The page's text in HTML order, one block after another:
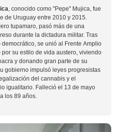
, conocido como "Pepe" Mujica, fue
de Uruguay entre 2010 y 2015.
tupamaro, pasó más de una
durante la dictadura militar. Tras
democrático, se unió al Frente Amplio
por su estilo de vida austero, viviendo
y donando gran parte de su
gobierno impulsó leyes progresistas
del cannabis y el
igualitario. Falleció el 13 de mayo
los 89 años.